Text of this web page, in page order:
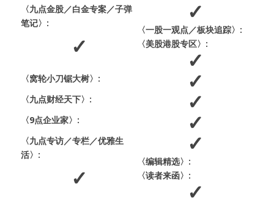
〈九点金股／白金专案／子弹
笔记〉:
〈一股一观点／板块追踪〉:
〈美股港股专区〉:
〈窝轮小刀锯大树〉:
〈九点财经天下〉:
〈9点企业家〉:
〈九点专访／专栏／优雅生
活〉:
〈编辑精选〉:
〈读者来函〉: